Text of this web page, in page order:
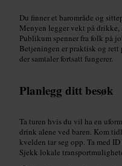
Du finner et barområde og
Menyen legger vekt på drikke,
Publikum spenner fra folk på
Betjeningen er praktisk og
der samtaler fortsatt fungerer.
Planlegg ditt besøk
Ta turen hvis du vil ha en
drink alene ved baren. Kom
kvelden tar seg opp. Ta med
Sjekk lokale